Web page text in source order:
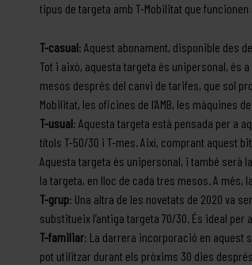
tipus de targeta amb T-Mobilitat que
T-casual: Aquest abonament, disponible des
Tot i això, aquesta targeta és unipersonal, és
mesos després del canvi de tarifes, que sol
Mobilitat, les oficines de l’AMB, les màquines
T-usual: Aquesta targeta està pensada per a
títols T-50/30 i T-mes. Així, comprant aquest
Aquesta targeta és unipersonal, i també serà
la targeta, en lloc de cada tres mesos. A
T-grup: Una altra de les novetats de 2020 va
substitueix l’antiga targeta 70/30. És ideal
T-familiar: La darrera incorporació en aquest
pot utilitzar durant els pròxims 30 dies